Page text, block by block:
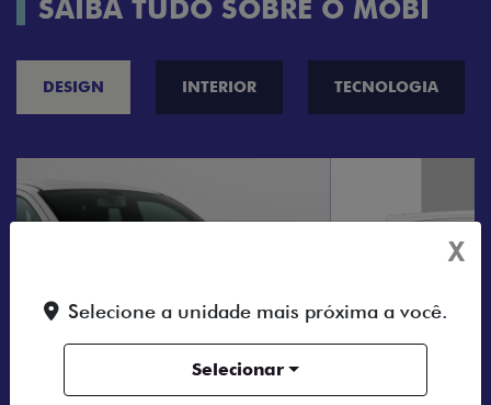
SAIBA TUDO SOBRE O MOBI
DESIGN INTERIOR TECNOLOGIA
X
Selecione a unidade mais próxima a você.
Selecionar